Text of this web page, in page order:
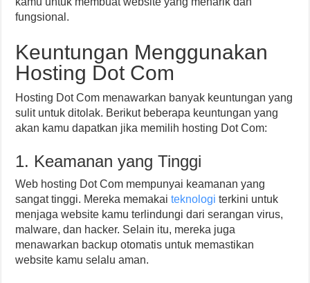
fungsional.
Keuntungan Menggunakan
Hosting Dot Com
Hosting Dot Com menawarkan banyak keuntungan yang
sulit untuk ditolak. Berikut beberapa keuntungan yang
akan kamu dapatkan jika memilih hosting Dot Com:
1. Keamanan yang Tinggi
Web hosting Dot Com mempunyai keamanan yang
sangat tinggi. Mereka memakaiteknologi terkini untuk
menjaga website kamu terlindungi dari serangan virus,
malware, dan hacker. Selain itu, mereka juga
menawarkan backup otomatis untuk memastikan
website kamu selalu aman.